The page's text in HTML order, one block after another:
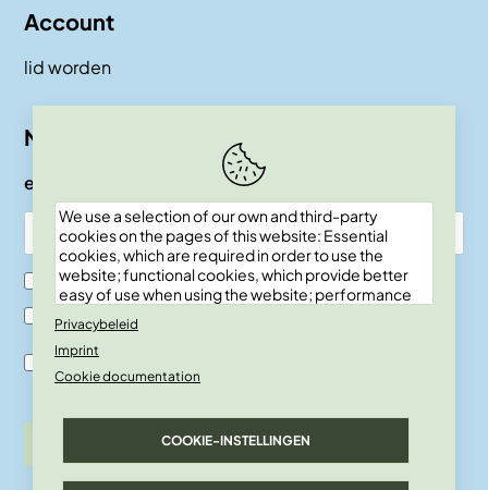
We use a selection of our own and third-party
cookies on the pages of this website: Essential
cookies, which are required in order to use the
website; functional cookies, which provide better
easy of use when using the website; performance
data on website use and statistics; and marketing
cookies, which are used to display relevant
content and advertising. If you choose "ACCEPT
revoke your consent for the future at any time
under "Settings".
Privacybeleid
Imprint
Cookie documentation
COOKIE-INSTELLINGEN
Account
lid worden
Nieuwsbrief
e-mail
Ik ben SKEPP lid
Ik ben geen SKEPP lid
Ik ben akkoord met de verwerkingsvoor-waarden en
privacy policy.